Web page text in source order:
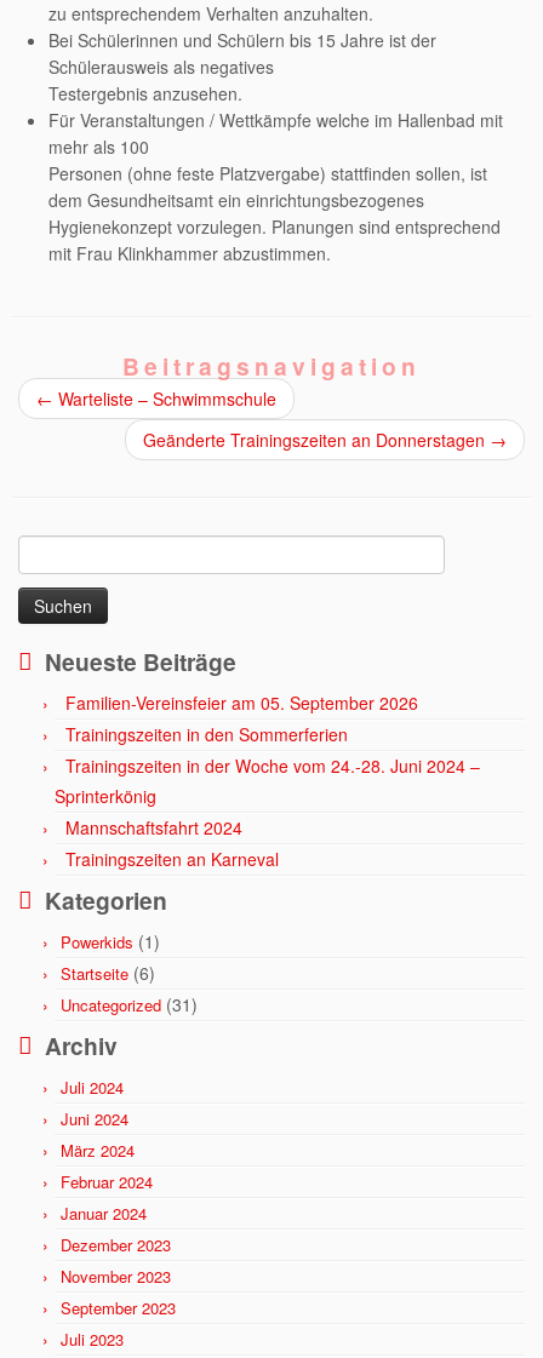
zu entsprechendem Verhalten anzuhalten.
Bei Schülerinnen und Schülern bis 15 Jahre ist der
Schülerausweis als negatives
Testergebnis anzusehen.
Für Veranstaltungen / Wettkämpfe welche im Hallenbad mit
mehr als 100
Personen (ohne feste Platzvergabe) stattfinden sollen, ist
dem Gesundheitsamt ein einrichtungsbezogenes
Hygienekonzept vorzulegen. Planungen sind entsprechend
mit Frau Klinkhammer abzustimmen.
Beitragsnavigation
← Warteliste – Schwimmschule
Geänderte Trainingszeiten an Donnerstagen →
nach:
Neueste Beiträge
Familien-Vereinsfeier am 05. September 2026
Trainingszeiten in den Sommerferien
Trainingszeiten in der Woche vom 24.-28. Juni 2024 –
Sprinterkönig
Mannschaftsfahrt 2024
Trainingszeiten an Karneval
Kategorien
Powerkids (1)
Startseite (6)
Uncategorized (31)
Archiv
Juli 2024
Juni 2024
März 2024
Februar 2024
Januar 2024
Dezember 2023
November 2023
September 2023
Juli 2023